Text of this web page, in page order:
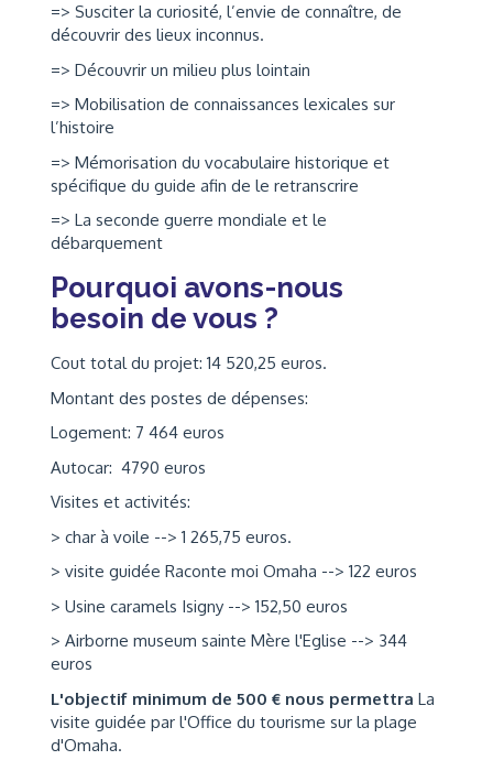
=> Susciter la curiosité, l’envie de connaître, de
découvrir des lieux inconnus.
=> Découvrir un milieu plus lointain
=> Mobilisation de connaissances lexicales sur
l’histoire
=> Mémorisation du vocabulaire historique et
spécifique du guide afin de le retranscrire
=> La seconde guerre mondiale et le
débarquement
Pourquoi avons-nous
besoin de vous ?
Cout total du projet: 14 520,25 euros.
Montant des postes de dépenses:
Logement: 7 464 euros
Autocar: 4790 euros
Visites et activités:
> char à voile --> 1 265,75 euros.
> visite guidée Raconte moi Omaha --> 122 euros
> Usine caramels Isigny --> 152,50 euros
> Airborne museum sainte Mère l'Eglise --> 344
euros
L'objectif minimum de 500 € nous permettra La
visite guidée par l'Office du tourisme sur la plage
d'Omaha.